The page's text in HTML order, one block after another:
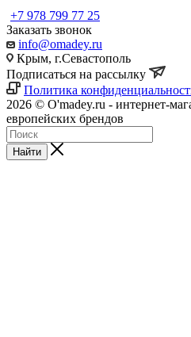
+7 978 799 77 25
Заказать звонок
info@omadey.ru
Крым, г.Севастополь
Подписаться на рассылку
Политика
2026 © O'madey.ru - интернет-
европейских брендов
Найти